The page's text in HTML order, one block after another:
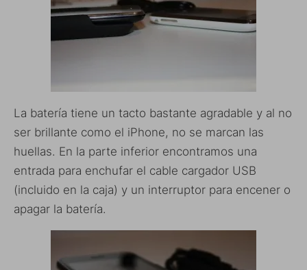
La batería tiene un tacto bastante agradable y al no
ser brillante como el iPhone, no se marcan las
huellas. En la parte inferior encontramos una
entrada para enchufar el cable cargador USB
(incluido en la caja) y un interruptor para encener o
apagar la batería.